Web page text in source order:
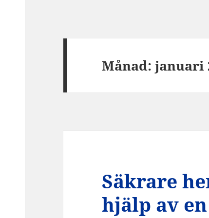
Månad:januari
Säkrare
hjälp av